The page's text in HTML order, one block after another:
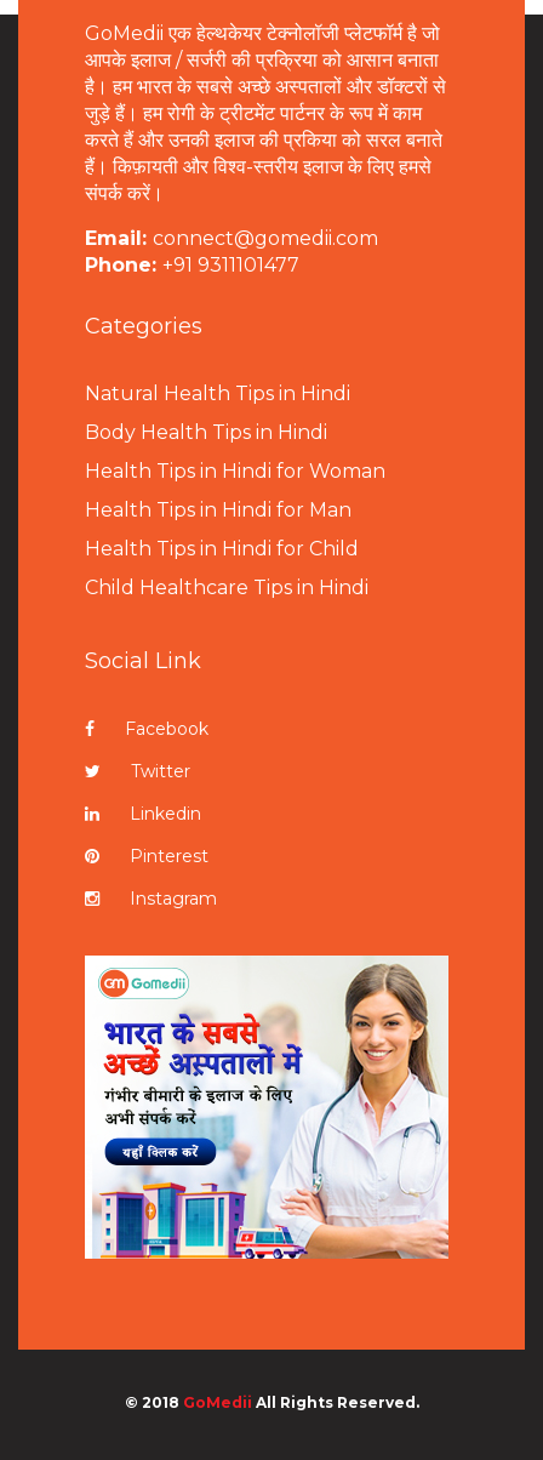
GoMedii एक हेल्थकेयर टेक्नोलॉजी प्लेटफॉर्म है जो
आपके इलाज / सर्जरी की प्रक्रिया को आसान बनाता
है। हम भारत के सबसे अच्छे अस्पतालों और डॉक्टरों से
जुड़े हैं। हम रोगी के ट्रीटमेंट पार्टनर के रूप में काम
करते हैं और उनकी इलाज की प्रकिया को सरल बनाते
हैं। किफ़ायती और विश्व-स्तरीय इलाज के लिए हमसे
संपर्क करें।
Email: connect@gomedii.com
Phone: +91 9311101477
Categories
Natural Health Tips in Hindi
Body Health Tips in Hindi
Health Tips in Hindi for Woman
Health Tips in Hindi for Man
Health Tips in Hindi for Child
Child Healthcare Tips in Hindi
Social Link
Facebook
Twitter
Linkedin
Pinterest
Instagram
© 2018 GoMedii All Rights Reserved.